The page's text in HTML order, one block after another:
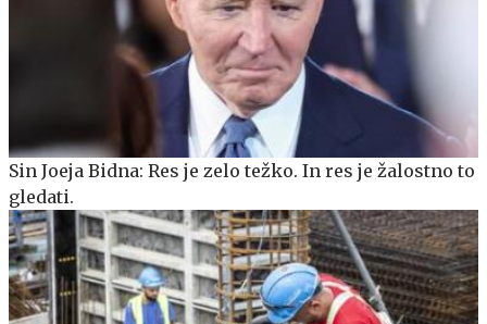
Sin Joeja Bidna: Res je zelo težko. In res je žalostno to
gledati.